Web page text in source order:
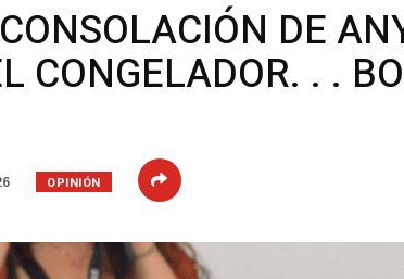
DE
CONGELADOR. . .
OPINIÓN